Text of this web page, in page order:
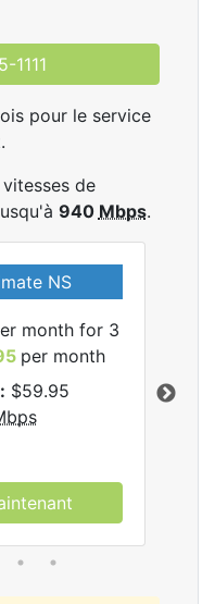
1111
pour le service
de
940 Mbps.
NS
month for 3
per month
$59.95